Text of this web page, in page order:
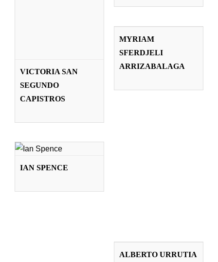
VICTORIA SAN
SEGUNDO
CAPISTROS
ARRIZABALAGA
Profesorado
MYRIAM
SFERDJELI
ARRIZABALAGA
IAN SPENCE
Profesorado
IAN SPENCE
ALBERTO
URRUTIA ODRIA
ALBERTO URRUTIA